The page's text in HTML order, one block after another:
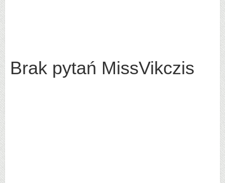
Brak pytań MissVikczis